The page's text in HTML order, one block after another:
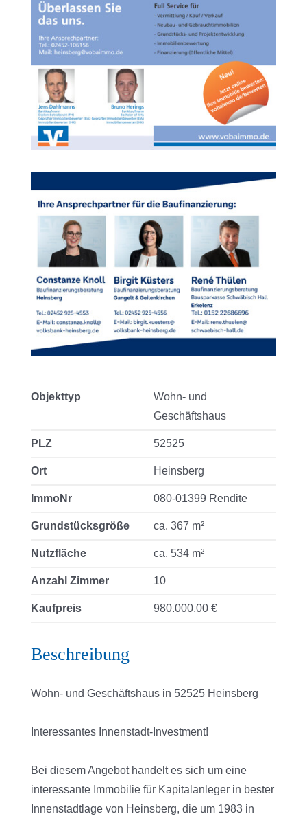
Objekttyp
Wohn- und
Geschäftshaus
PLZ 52525
Ort Heinsberg
ImmoNr 080-01399 Rendite
Grundstücksgröße ca. 367 m²
Nutzfläche ca. 534 m²
Anzahl Zimmer 10
Kaufpreis 980.000,00 €
Beschreibung
Wohn- und Geschäftshaus in 52525 Heinsberg
Interessantes Innenstadt-Investment!
Bei diesem Angebot handelt es sich um eine
interessante Immobilie für Kapitalanleger in bester
Innenstadtlage von Heinsberg, die um 1983 in